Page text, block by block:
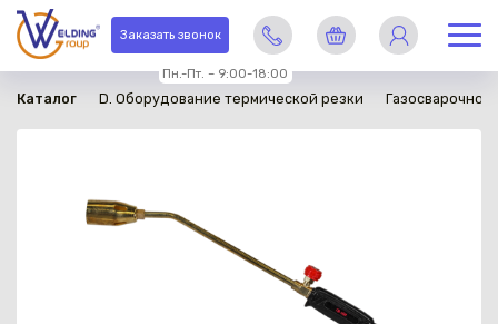
Заказать звонок
Пн.-Пт. – 9:00-18:00
Каталог D. Оборудование термической резки
в наличии